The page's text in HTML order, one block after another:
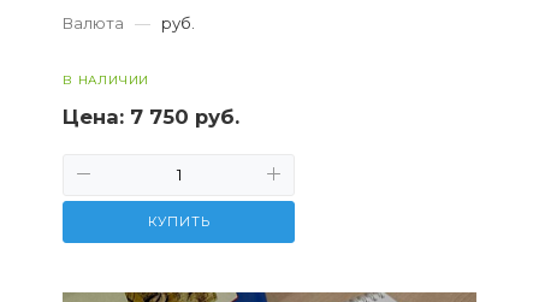
фиолетовый, коричневый, ч...
Валюта — руб.
В НАЛИЧИИ
Цена: 7 750 руб.
КУПИТЬ